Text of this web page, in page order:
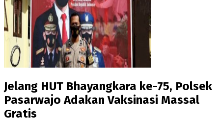
Jelang HUT Bhayangkara ke-75, Polsek
Pasarwajo Adakan Vaksinasi Massal
Gratis